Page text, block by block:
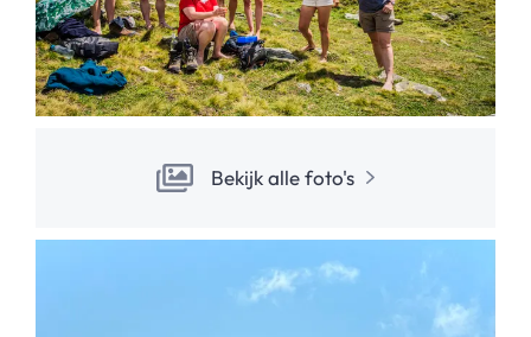
Bekijk alle foto's